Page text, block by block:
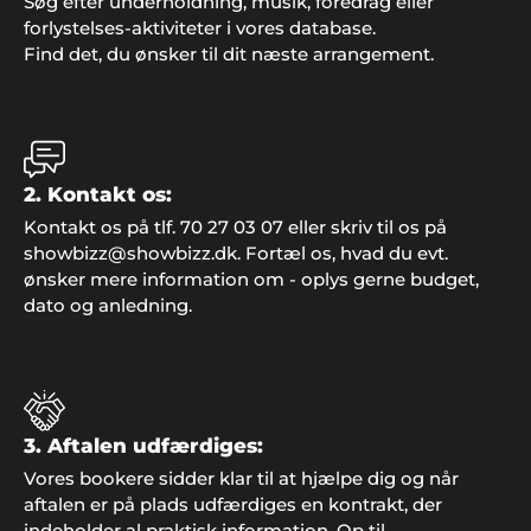
Kirsten og Kristoffer, Middelfart
"Vil man have et perfekt afviklet arrangement, så
er det bare nemmest og klogest at spørge en
professionel til råds. Vi forhørte os hos Showbizz
Danmark, som tog telefonen, svarede på vores
spørgsmål, gav os masser af inspiration og
afviklede et helt igennem perfekt arrangement for
både børn og voksne. Sådan skal det gøres. Stor
Henrik Jørgensen, Haderslev
"Alt klappede bare. Fedt band og masser af
danseglade gæster. Tak til Showbizz Danmark".
forlystelses-aktiviteter i vores database.
Find det, du ønsker til dit næste arrangement.
2. Kontakt os:
Kontakt os på tlf. 70 27 03 07 eller skriv til os på
showbizz@showbizz.dk. Fortæl os, hvad du evt.
ønsker mere information om - oplys gerne budget,
dato og anledning.
3. Aftalen udfærdiges:
Vores bookere sidder klar til at hjælpe dig og når
aftalen er på plads udfærdiges en kontrakt, der